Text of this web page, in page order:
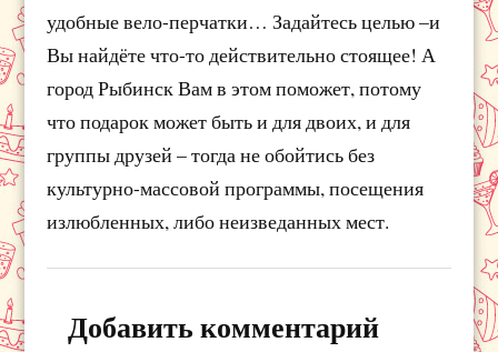
удобные вело-перчатки… Задайтесь целью –и
Вы найдёте что-то действительно стоящее! А
город Рыбинск Вам в этом поможет, потому
что подарок может быть и для двоих, и для
группы друзей – тогда не обойтись без
культурно-массовой программы, посещения
излюбленных, либо неизведанных мест.
Добавить комментарий